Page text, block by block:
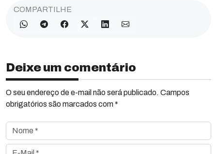
COMPARTILHE
Deixe um comentário
O seu endereço de e-mail não será publicado. Campos
obrigatórios são marcados com *
Nome *
E-Mail *